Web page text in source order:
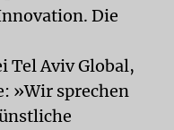
Die
Tel Aviv Global,
»Wir sprechen